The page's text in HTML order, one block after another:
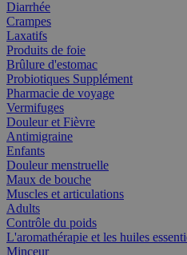
Diarrhée
Crampes
Laxatifs
Produits de foie
Brûlure d'estomac
Probiotiques Supplément
Pharmacie de voyage
Vermifuges
Douleur et Fièvre
Antimigraine
Enfants
Douleur menstruelle
Maux de bouche
Muscles et articulations
Adults
Contrôle du poids
L'aromathérapie et les huiles
Minceur